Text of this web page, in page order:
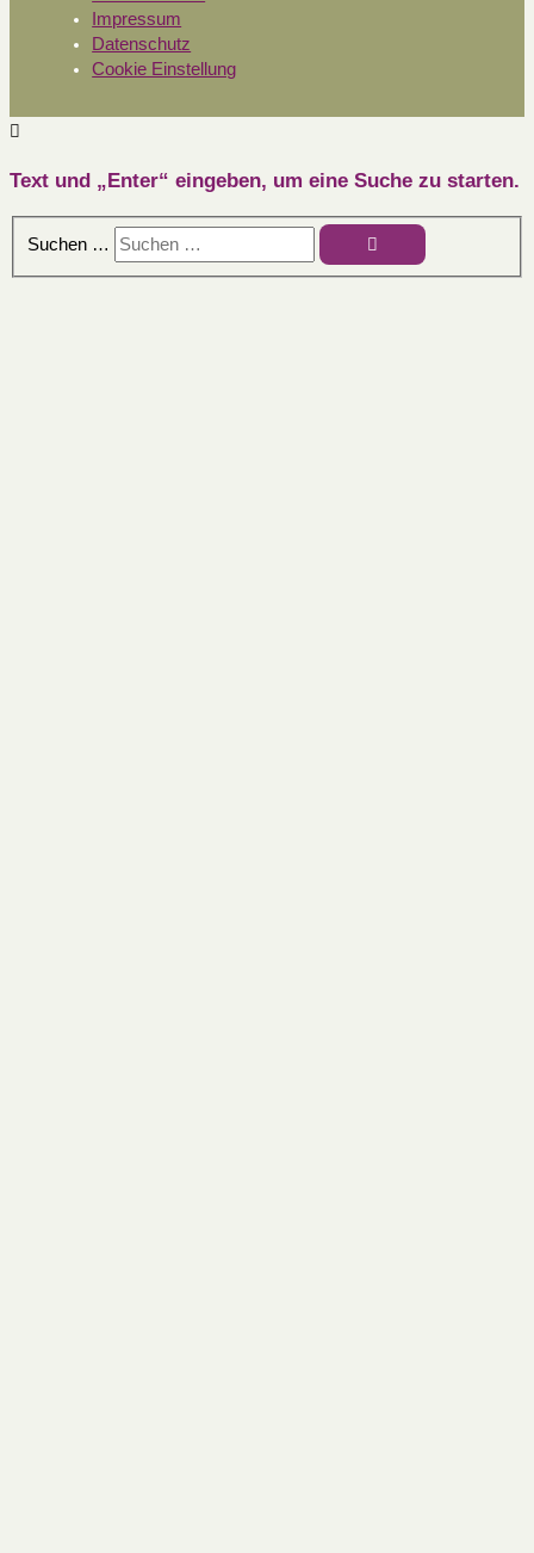
Impressum
Datenschutz
Cookie Einstellung
Text und „Enter“ eingeben, um eine Suche zu starten.
Suchen …